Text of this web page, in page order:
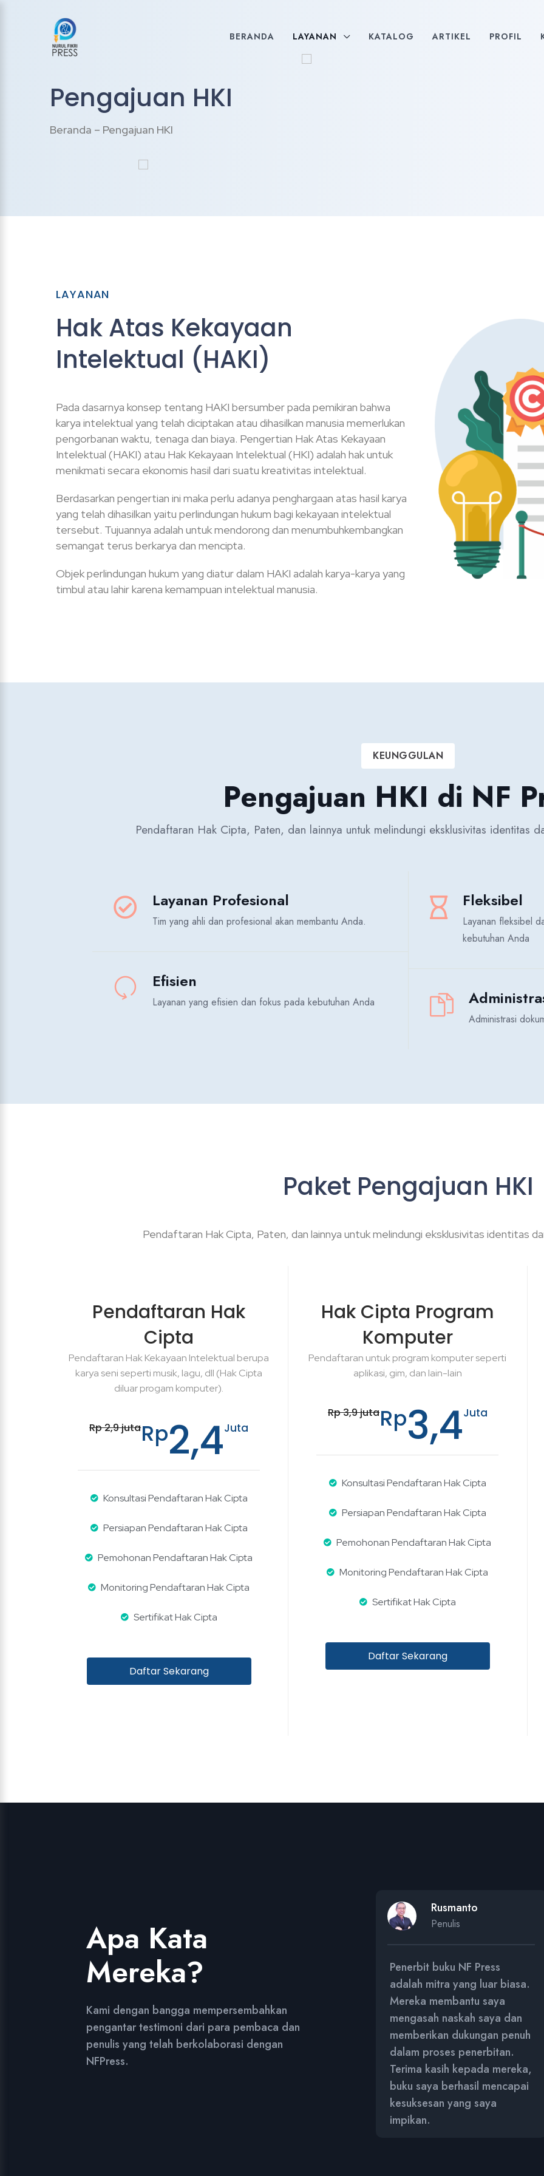
BERANDA LAYANAN KATALOG ARTIKEL PROFIL
Pengajuan HKI
Beranda – Pengajuan HKI
LAYANAN
Hak Atas Kekayaan
Intelektual (HAKI)
Pada dasarnya konsep tentang HAKI bersumber pada pemikiran bahwa
karya intelektual yang telah diciptakan atau dihasilkan manusia memerlukan
pengorbanan waktu, tenaga dan biaya. Pengertian Hak Atas Kekayaan
Intelektual (HAKI) atau Hak Kekayaan Intelektual (HKI) adalah hak untuk
menikmati secara ekonomis hasil dari suatu kreativitas intelektual.
Berdasarkan pengertian ini maka perlu adanya penghargaan atas hasil karya
yang telah dihasilkan yaitu perlindungan hukum bagi kekayaan intelektual
tersebut. Tujuannya adalah untuk mendorong dan menumbuhkembangkan
semangat terus berkarya dan mencipta.
Objek perlindungan hukum yang diatur dalam HAKI adalah karya-karya yang
timbul atau lahir karena kemampuan intelektual manusia.
KEUNGGULAN
Pengajuan HKI di NF
Pendaftaran Hak Cipta, Paten, dan lainnya untuk melindungi eksklusivitas identitas
Layanan Profesional
Tim yang ahli dan profesional akan membantu Anda.
Efisien
Layanan yang efisien dan fokus pada kebutuhan Anda
Fleksibel
Layanan fleksibel
kebutuhan Anda
Administrasi
Paket Pengajuan HKI
Pendaftaran Hak Cipta, Paten, dan lainnya untuk melindungi eksklusivitas identitas
Pendaftaran Hak
Cipta
Pendaftaran Hak Kekayaan Intelektual berupa
karya seni seperti musik, lagu, dll (Hak Cipta
diluar progam komputer).
Rp 2,9 jutaRp2,4Juta
Konsultasi Pendaftaran Hak Cipta
Persiapan Pendaftaran Hak Cipta
Pemohonan Pendaftaran Hak Cipta
Monitoring Pendaftaran Hak Cipta
Sertifikat Hak Cipta
Daftar Sekarang
Hak Cipta Program
Komputer
Pendaftaran untuk program komputer seperti
aplikasi, gim, dan lain-lain
Rp 3,9 jutaRp3,4Juta
Konsultasi Pendaftaran Hak Cipta
Persiapan Pendaftaran Hak Cipta
Pemohonan Pendaftaran Hak Cipta
Monitoring Pendaftaran Hak Cipta
Sertifikat Hak Cipta
Daftar Sekarang
Apa Kata
Mereka?
Kami dengan bangga mempersembahkan
pengantar testimoni dari para pembaca dan
penulis yang telah berkolaborasi dengan
NFPress.
Penerbit buku NF Press
adalah mitra yang luar biasa.
Mereka membantu saya
mengasah naskah saya dan
memberikan dukungan penuh
dalam proses penerbitan.
Terima kasih kepada mereka,
Mereka memberikan
dukungan yang luar biasa
dan mempromosikan buku
saya dengan sangat baik.
Rusmanto
Penulis
Penerbit buku NF Press
adalah mitra yang luar biasa.
Mereka membantu saya
mengasah naskah saya dan
memberikan dukungan penuh
dalam proses penerbitan.
Terima kasih kepada mereka,
buku saya berhasil mencapai
kesuksesan yang saya
impikan.